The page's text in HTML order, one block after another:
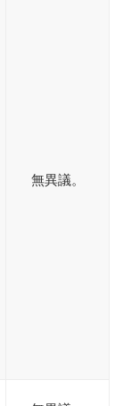
無異議。